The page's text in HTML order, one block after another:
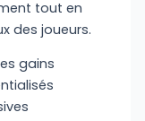
tout en
des joueurs.
gains